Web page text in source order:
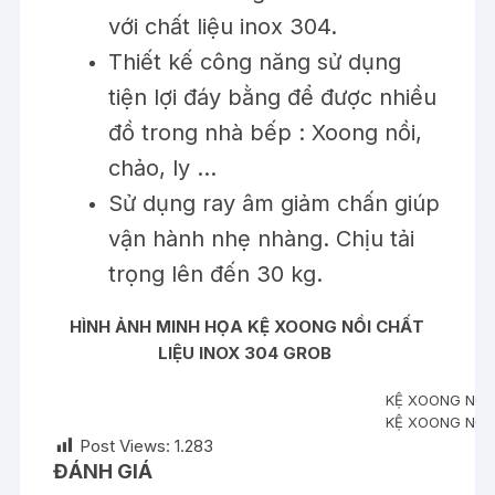
với chất liệu inox 304.
Thiết kế công năng sử dụng
tiện lợi đáy bằng để được nhiều
đồ trong nhà bếp : Xoong nồi,
chảo, ly …
Sử dụng ray âm giảm chấn giúp
vận hành nhẹ nhàng. Chịu tải
trọng lên đến 30 kg.
HÌNH ẢNH MINH HỌA KỆ XOONG NỒI CHẤT
LIỆU INOX 304 GROB
KỆ XOONG
KỆ XOONG
Post Views: 1.283
ĐÁNH GIÁ